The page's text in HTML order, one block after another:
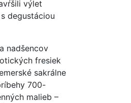
výlet
degustáciou
nadšencov
fresiek
sakrálne
700-
malieb –